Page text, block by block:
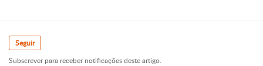
Seguir
Subscrever para receber notificações deste artigo.